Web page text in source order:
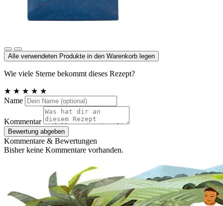
Alle verwendeten Produkte in den Warenkorb legen
Wie viele Sterne bekommt dieses Rezept?
★ ★ ★ ★ ★
Name
Kommentar
Bewertung abgeben
Kommentare & Bewertungen
Bisher keine Kommentare vorhanden.